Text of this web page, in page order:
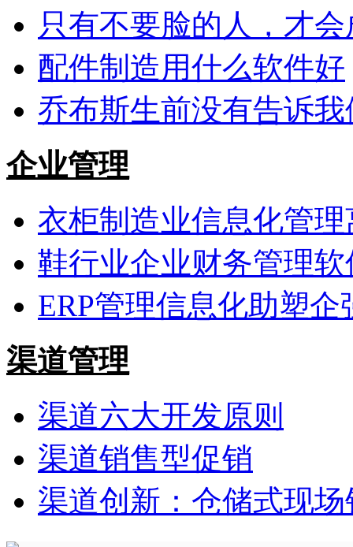
只有不要脸的人，才
配件制造用什么软件好
乔布斯生前没有告诉
企业管理
衣柜制造业信息化管
鞋行业企业财务管理软
ERP管理信息化助塑企
渠道管理
渠道六大开发原则
渠道销售型促销
渠道创新：仓储式现场